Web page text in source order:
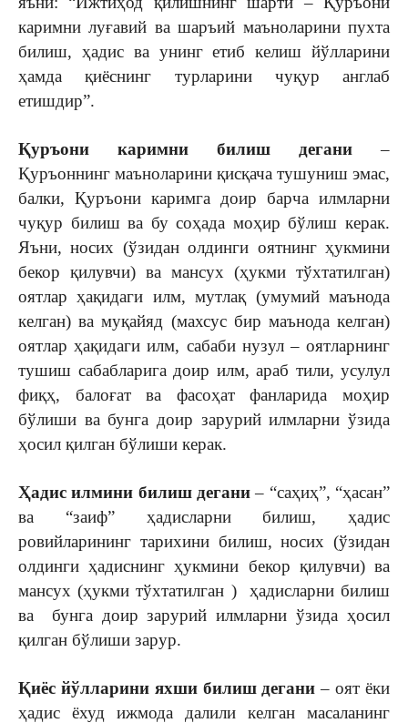
каримни луғавий ва шаръий маъноларини пухта
билиш, ҳадис ва унинг етиб келиш йўлларини
ҳамда қиёснинг турларини чуқур англаб
етишдир”.
Қуръони каримни билиш дегани –
Қуръоннинг маъноларини қисқача тушуниш эмас,
балки, Қуръони каримга доир барча илмларни
чуқур билиш ва бу соҳада моҳир бўлиш керак.
Яъни, носих (ўзидан олдинги оятнинг ҳукмини
бекор қилувчи) ва мансух (ҳукми тўхтатилган)
оятлар ҳақидаги илм, мутлақ (умумий маънода
келган) ва муқайяд (махсус бир маънода келган)
оятлар ҳақидаги илм, сабаби нузул – оятларнинг
тушиш сабабларига доир илм, араб тили, усулул
фиқҳ, балоғат ва фасоҳат фанларида моҳир
бўлиши ва бунга доир зарурий илмларни ўзида
ҳосил қилган бўлиши керак.
Ҳадис илмини билиш дегани– “саҳиҳ”, “ҳасан”
ва “заиф” ҳадисларни билиш, ҳадис
ровийларининг тарихини билиш, носих (ўзидан
олдинги ҳадиснинг ҳукмини бекор қилувчи) ва
мансух (ҳукми тўхтатилган ) ҳадисларни билиш
ва бунга доир зарурий илмларни ўзида ҳосил
қилган бўлиши зарур.
Қиёс йўлларини яхши билиш дегани – оят ёки
ҳадис ёхуд ижмода далили келган масаланинг